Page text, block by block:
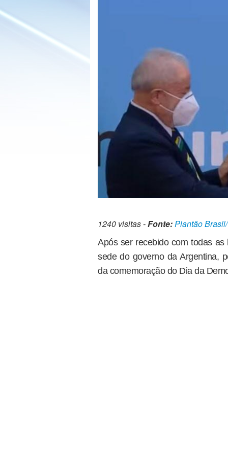
1240 visitas -Fonte:Plantão
Após ser recebido com todas
sede do governo da Argentina,
da comemoração do Dia da